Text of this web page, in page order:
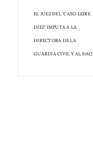
EL JUEZ DEL 'CASO LEIRE
DÍEZ' IMPUTA A LA
DIRECTORA DE LA
GUARDIA CIVIL Y AL DAO